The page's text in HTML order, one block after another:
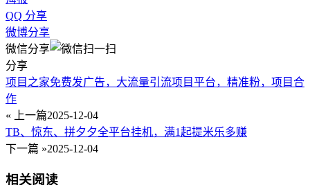
QQ 分享
微博分享
微信分享
分享
项目之家免费发广告，大流量引流项目平台，精准粉，项目合
作
« 上一篇2025-12-04
TB、惊东、拼夕夕全平台挂机，满1起提米乐多赚
下一篇 »2025-12-04
相关阅读